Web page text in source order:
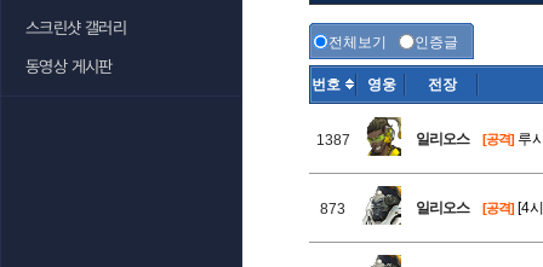
스크린샷 갤러리
동영상 게시판
전체보기 인증글
번호 영웅 전장
1387 일리오스 [공격] 루
873 일리오스 [공격] [4